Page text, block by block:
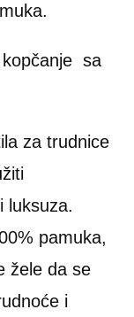
kopčanje sa
za trudnice
luksuza.
pamuka,
žele da se
i